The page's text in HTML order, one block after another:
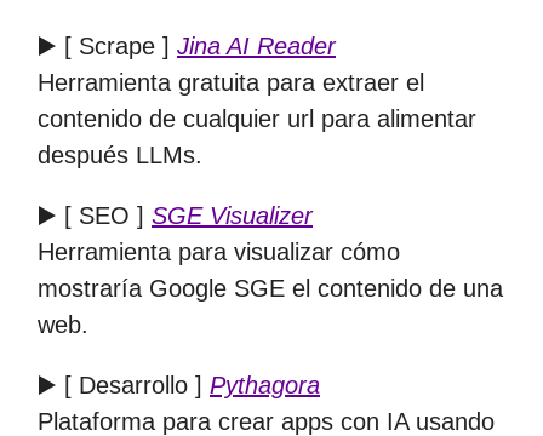
▶️ [ Scrape ] Jina AI Reader
Herramienta gratuita para extraer el
contenido de cualquier url para alimentar
después LLMs.
▶️ [ SEO ] SGE Visualizer
Herramienta para visualizar cómo
mostraría Google SGE el contenido de una
web.
▶️ [ Desarrollo ] Pythagora
Plataforma para crear apps con IA usando